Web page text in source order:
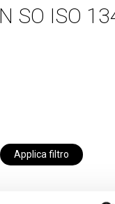
SO ISO
Applica filtro